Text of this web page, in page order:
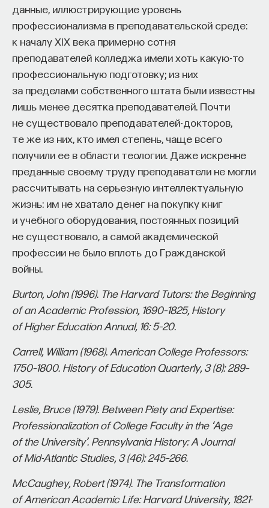
данные, иллюстрирующие уровень
профессионализма в преподавательской среде:
к началу XIX века примерно сотня
преподавателей колледжа имели хоть какую-то
профессиональную подготовку; из них
за пределами собственного штата были известны
лишь менее десятка преподавателей. Почти
не существовало преподавателей-докторов,
те же из них, кто имел степень, чаще всего
получили ее в области теологии. Даже искренне
преданные своему труду преподаватели не могли
рассчитывать на серьезную интеллектуальную
жизнь: им не хватало денег на покупку книг
и учебного оборудования, постоянных позиций
не существовало, а самой академической
профессии не было вплоть до Гражданской
войны.
Burton, John (1996). The Harvard Tutors: the Beginning
of an Academic Profession, 1690–1825, History
of Higher Education Annual, 16: 5–20.
Carrell, William (1968). American College Professors:
1750–1800. History of Education Quarterly, 3 (8): 289–
305.
Leslie, Bruce (1979). Between Piety and Expertise:
Professionalization of College Faculty in the ‘Age
of the University’. Pennsylvania History: A Journal
of Mid-Atlantic Studies, 3 (46): 245–266.
McCaughey, Robert (1974). The Transformation
of American Academic Life: Harvard University, 1821-